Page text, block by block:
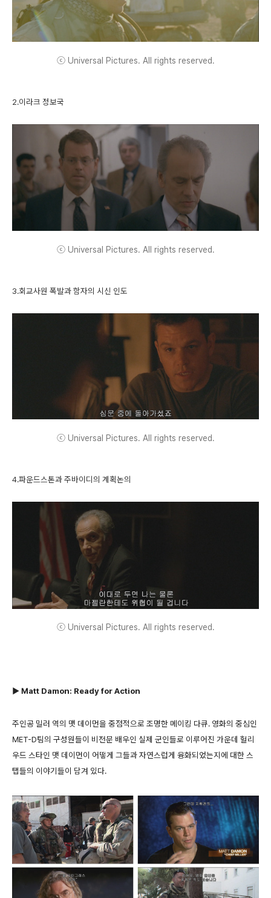
ⓒ Universal Pictures. All rights reserved.
2.이라크 정보국
ⓒ Universal Pictures. All rights reserved.
3.회교사원 폭발과 함자의 시신 인도
ⓒ Universal Pictures. All rights reserved.
4.파운드스톤과 주바이디의 계획논의
ⓒ Universal Pictures. All rights reserved.
▶ Matt Damon: Ready for Action
주인공 밀러 역의 맷 데이먼을 중점적으로 조명한 메이킹 다큐. 영화의 중심인
MET-D팀의 구성원들이 비전문 배우인 실제 군인들로 이루어진 가운데 헐리
우드 스타인 맷 데이먼이 어떻게 그들과 자연스럽게 융화되었는지에 대한 스
탭들의 이야기들이 담겨 있다.